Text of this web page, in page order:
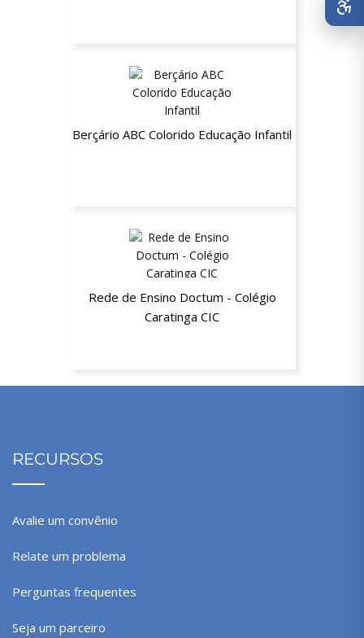
Berçário ABC Colorido Educação Infantil
Rede de Ensino Doctum - Colégio
Caratinga CIC
RECURSOS
Avalie um convênio
Relate um problema
Perguntas frequentes
Seja um parceiro